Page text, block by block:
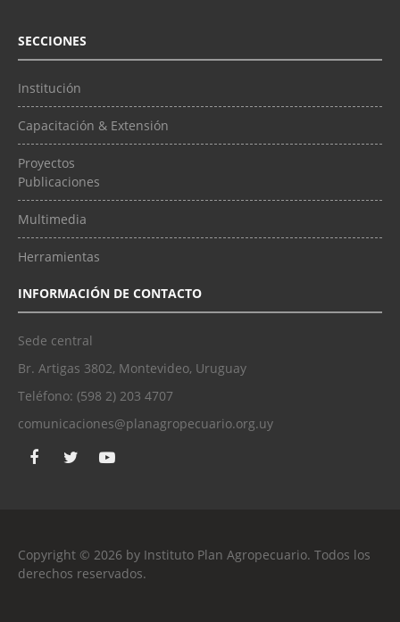
SECCIONES
Institución
Capacitación & Extensión
Proyectos
Publicaciones
Multimedia
Herramientas
INFORMACIÓN DE CONTACTO
Sede central
Br. Artigas 3802, Montevideo, Uruguay
Teléfono: (598 2) 203 4707
comunicaciones@planagropecuario.org.uy
Copyright © 2026 by Instituto Plan Agropecuario. Todos los
derechos reservados.